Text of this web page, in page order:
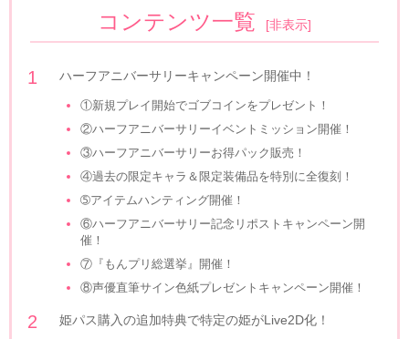
コンテンツ一覧 [非表示]
ハーフアニバーサリーキャンペーン開催中！
①新規プレイ開始でゴブコインをプレゼント！
②ハーフアニバーサリーイベントミッション開催！
③ハーフアニバーサリーお得パック販売！
④過去の限定キャラ＆限定装備品を特別に全復刻！
➄アイテムハンティング開催！
⑥ハーフアニバーサリー記念リポストキャンペーン開
催！
⑦『もんプリ総選挙』開催！
⑧声優直筆サイン色紙プレゼントキャンペーン開催！
姫パス購入の追加特典で特定の姫がLive2D化！